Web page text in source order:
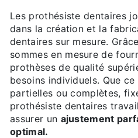
Les prothésiste dentaires
dans la création et la
dentaires sur mesure.
sommes en mesure de
prothèses de qualité
besoins individuels. Que
partielles ou complètes,
prothésiste dentaires
assurer un ajustement
optimal.